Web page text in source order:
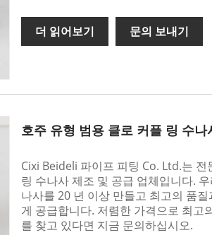
더 읽어보기 문의 보내기
호주 유형 범용 클로 커플 링 수나
Cixi Beideli 파이프 피팅 Co. Ltd.는
링 수나사 제조 및 공급 업체입니다.
나사를 20 년 이상 만들고 최고의 품
게 공급합니다. 저렴한 가격으로 최고
를 찾고 있다면 지금 문의하십시오.